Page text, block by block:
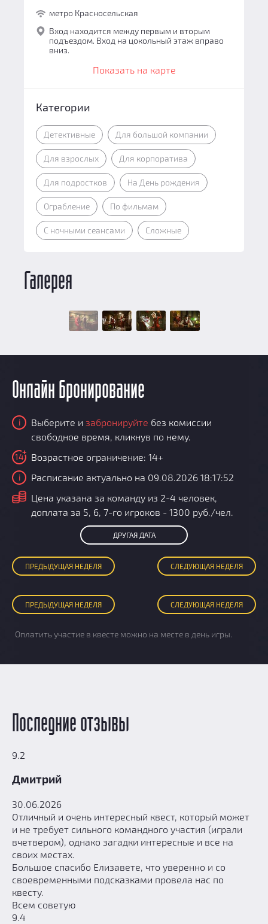
метро Красносельская
Вход находится между первым и вторым
подъездом. Вход на цокольный этаж вправо
вниз.
Показать на карте
Категории
Детективные Для большой компании
Для взрослых Для корпоратива
Для подростков На День рождения
Ограбление По фильмам
С ночными сеансами Сложные
Галерея
Онлайн бронирование
i Выберите и забронируйте без комиссии
свободное время, кликнув по нему.
14 Возрастное ограничение: 14+
i Расписание актуально на 09.08.2026 18:17:52
i
Цена указана за команду из 2-4 человек,
доплата за 5, 6, 7-го игроков - 1300 руб./чел.
ДРУГАЯ ДАТА
ПРЕДЫДУЩАЯ НЕДЕЛЯ СЛЕДУЮЩАЯ НЕДЕЛЯ
ПРЕДЫДУЩАЯ НЕДЕЛЯ СЛЕДУЮЩАЯ НЕДЕЛЯ
Оплатить участие в квесте можно на месте в день игры.
Последние отзывы
9.2
Дмитрий
30.06.2026
Отличный и очень интересный квест, который может
и не требует сильного командного участия (играли
вчетвером), однако загадки интересные и все на
своих местах.
Большое спасибо Елизавете, что уверенно и со
своевременными подсказками провела нас по
квесту.
Всем советую
9.4